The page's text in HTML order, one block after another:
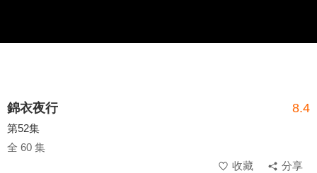
錦衣夜行 8.4
第52集
全 60 集
收藏
分享